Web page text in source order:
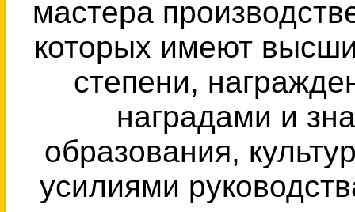
мастера
которых имеют
степени,
наградами и
образования,
усилиями